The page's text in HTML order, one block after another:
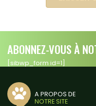
ABONNEZ-VOUS À
[sibwp_form id=1]
A PROPOS DE
NOTRE SITE